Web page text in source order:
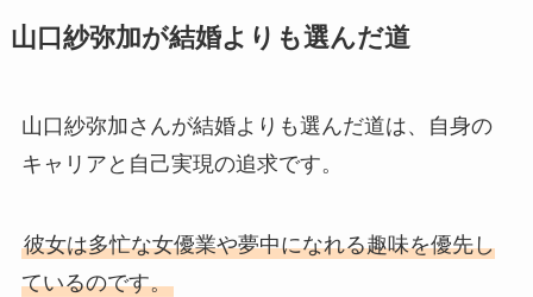
山口紗弥加が結婚よりも選んだ道
山口紗弥加さんが結婚よりも選んだ道は、自身の
キャリアと自己実現の追求です。
彼女は多忙な女優業や夢中になれる趣味を優先し
ているのです。